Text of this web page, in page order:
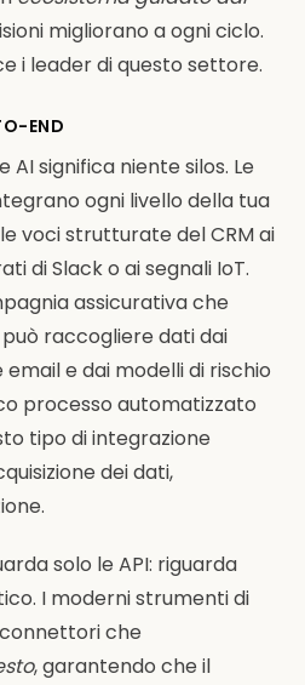
migliorano a ogni ciclo.
i leader di questo settore.
END
significa niente silos. Le
ogni livello della tua
voci strutturate del CRM ai
di Slack o ai segnali IoT.
assicurativa che
raccogliere dati dai
email e dai modelli di rischio
processo automatizzato
tipo di integrazione
dei dati,
solo le API: riguarda
I moderni strumenti di
che
, garantendo che il